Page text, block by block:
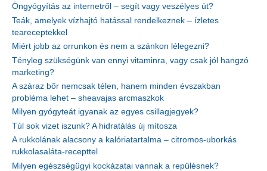
Öngyógyítás az internetről – segít vagy veszélyes út?
Teák, amelyek vízhajtó hatással rendelkeznek – ízletes
teareceptekkel
Miért jobb az orrunkon és nem a szánkon lélegezni?
Tényleg szükségünk van ennyi vitaminra, vagy csak jól hangzó
marketing?
A száraz bőr nemcsak télen, hanem minden évszakban
probléma lehet – sheavajas arcmaszkok
Milyen gyógyteát igyanak az egyes csillagjegyek?
Túl sok vizet iszunk? A hidratálás új mítosza
A rukkolának alacsony a kalóriatartalma – citromos-uborkás
rukkolasaláta-recepttel
Milyen egészségügyi kockázatai vannak a repülésnek?